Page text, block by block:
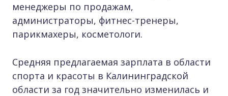
менеджеры по продажам,
администраторы, фитнес-тренеры,
парикмахеры, косметологи.
Средняя предлагаемая зарплата в области
спорта и красоты в Калининградской
области за год значительно изменилась и